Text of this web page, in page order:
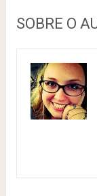
SOBRE O